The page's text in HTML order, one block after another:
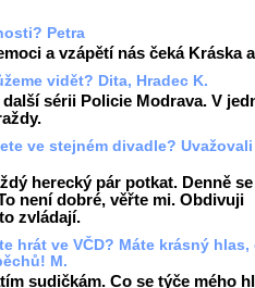
Petra
a vzápětí nás čeká Kráska
vidět? Dita, Hradec K.
sérii Policie Modrava. V
ve stejném divadle?
herecký pár potkat. Denně
není dobré, věřte mi. Obdivuji
zvládají.
hrát ve VČD? Máte krásný hlas,
M.
sudičkám. Co se týče mého